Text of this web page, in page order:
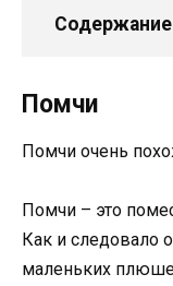
Содержание
Помчи
Помчи очень
Помчи – это
Как и следовало
маленьких